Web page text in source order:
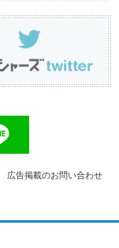
広告掲載のお問い合わせ